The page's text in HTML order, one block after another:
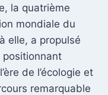
la quatrième
mondiale du
elle, a propulsé
positionnant
de l’écologie et
remarquable